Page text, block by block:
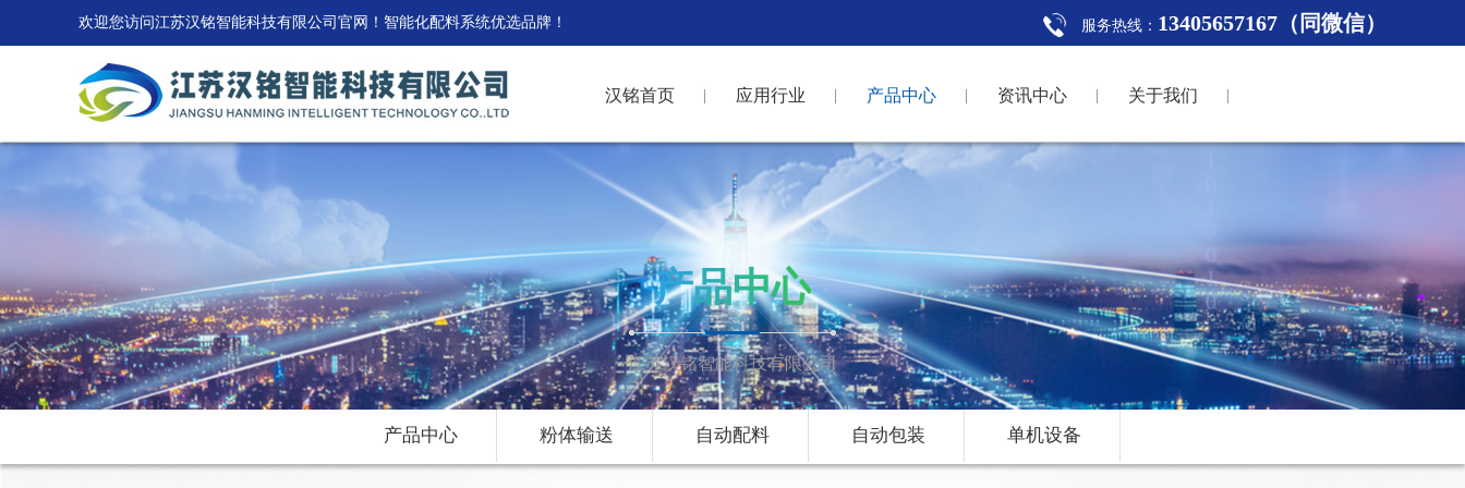
服务热线： 13405657167（同微信）
欢迎您访问江苏汉铭智能科技有限公司官网！智能化配料系统优选品牌！
汉铭首页 应用行业 产品中心 资讯中心 关于我们
产品中心
江苏汉铭智能科技有限公司
产品中心 粉体输送 自动配料 自动包装 单机设备